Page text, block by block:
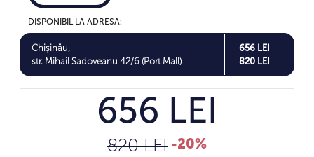
DISPONIBIL LA ADRESA:
Chișinău,
str. Mihail Sadoveanu 42/6 (Port Mall)
656 LEI
820 LEI
656 LEI
820 LEI -20%